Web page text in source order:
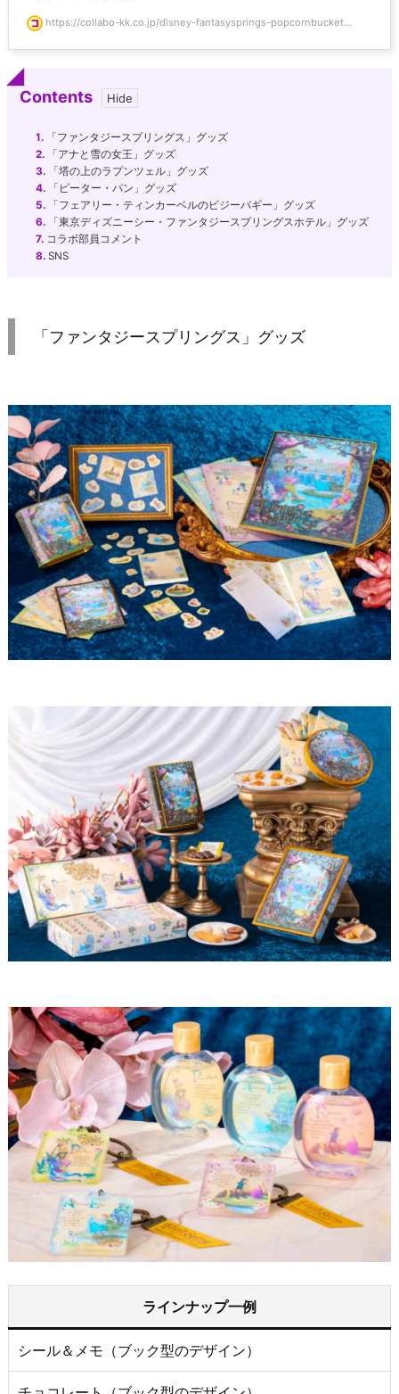
https://collabo-kk.co.jp/disney-fantasysprings-popcornbucket...
Contents
1. 「ファンタジースプリングス」グッズ
2. 「アナと雪の女王」グッズ
3. 「塔の上のラプンツェル」グッズ
4. 「ピーター・パン」グッズ
5. 「フェアリー・ティンカーベルのビジーバギー」グッズ
6. 「東京ディズニーシー・ファンタジースプリングスホテル」グッズ
7. コラボ部員コメント
8. SNS
「ファンタジースプリングス」グッズ
ラインナップ一例
シール＆メモ（ブック型のデザイン）